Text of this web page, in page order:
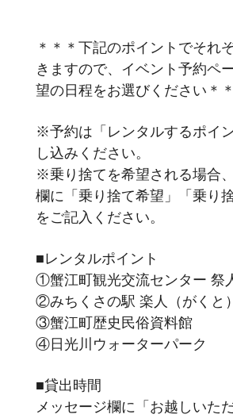
＊＊＊下記のポイントでそれ
きますので、イベント予約ペ
望の日程をお選びください＊
※予約は「レンタルするポイ
し込みください。
※乗り捨てを希望される場合
欄に「乗り捨て希望」「乗り
をご記入ください。
■レンタルポイント
①蟹江町観光交流センター 祭
②みちくさの駅 楽人（がくと）
③蟹江町歴史民俗資料館
④日光川ウォーターパーク
■貸出時間
メッセージ欄に「お越しいた